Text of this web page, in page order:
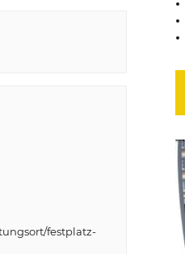
festplatz-